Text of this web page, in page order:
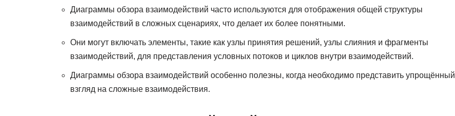
Диаграммы обзора взаимодействий часто используются для отображения общей структуры
взаимодействий в сложных сценариях, что делает их более понятными.
Они могут включать элементы, такие как узлы принятия решений, узлы слияния и фрагменты
взаимодействий, для представления условных потоков и циклов внутри взаимодействий.
Диаграммы обзора взаимодействий особенно полезны, когда необходимо представить упрощённый
взгляд на сложные взаимодействия.